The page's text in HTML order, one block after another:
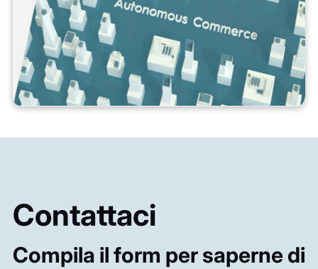
Contattaci
Compila il form per saperne di